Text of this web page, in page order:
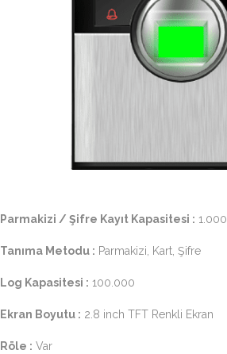
Parmakizi / Şifre Kayıt Kapasitesi : 1.000
Tanıma Metodu : Parmakizi, Kart, Şifre
Log Kapasitesi : 100.000
Ekran Boyutu : 2.8 inch TFT Renkli Ekran
Röle : Var